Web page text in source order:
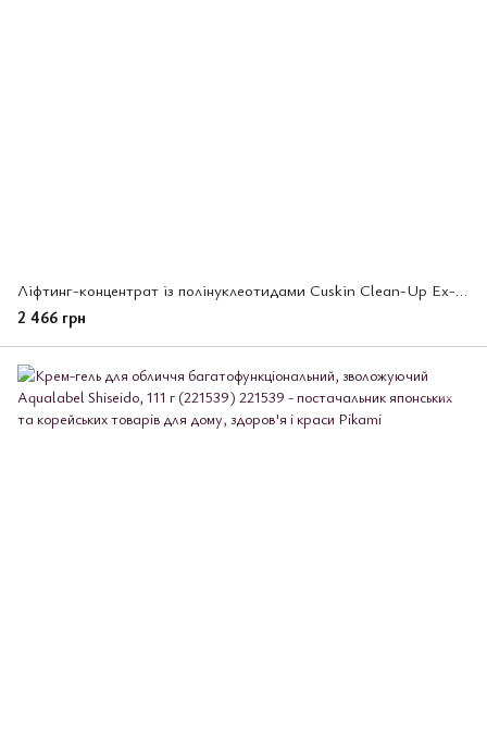
Ліфтинг-концентрат із полінуклеотидами Cuskin Clean-Up Ex-C Re N Calm Ampoule, 30 мл (222619)
2 466 грн